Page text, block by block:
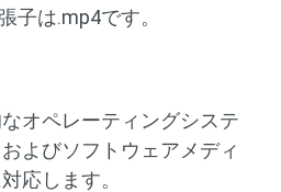
子は.mp4です。
オペレーティングシステ
よびソフトウェアメディ
応します。